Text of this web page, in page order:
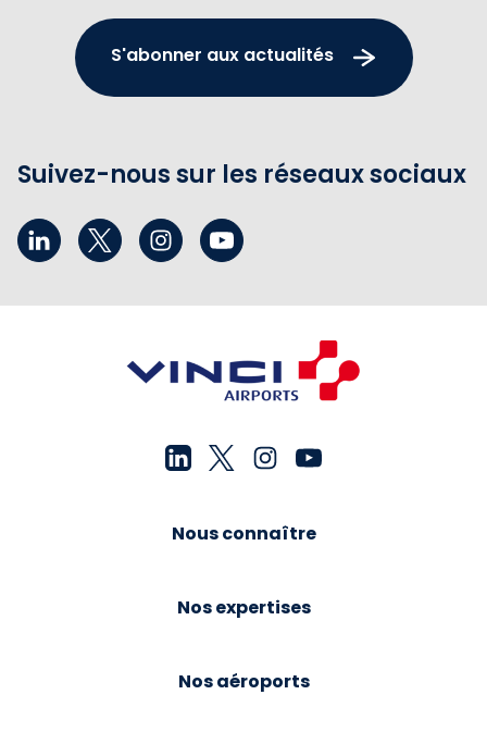
S'abonner aux actualités
Suivez-nous sur les réseaux sociaux
Nous connaître
Nos expertises
Nos aéroports